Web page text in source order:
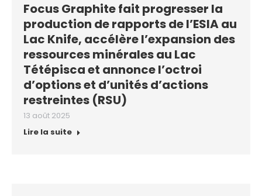
Focus Graphite fait progresser la
production de rapports de l’ESIA au
Lac Knife, accélère l’expansion des
ressources minérales au Lac
Tétépisca et annonce l’octroi
d’options et d’unités d’actions
restreintes (RSU)
13 août 2025
Lire la suite